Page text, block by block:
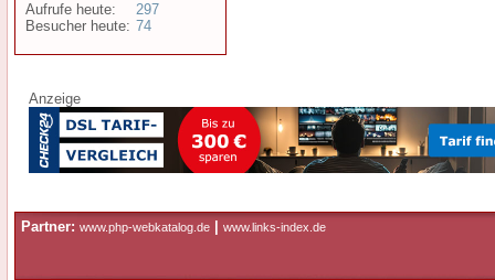
Aufrufe heute:
Besucher heute:
297
74
Anzeige
Partner: www.php-webkatalog.de www.links-index.de